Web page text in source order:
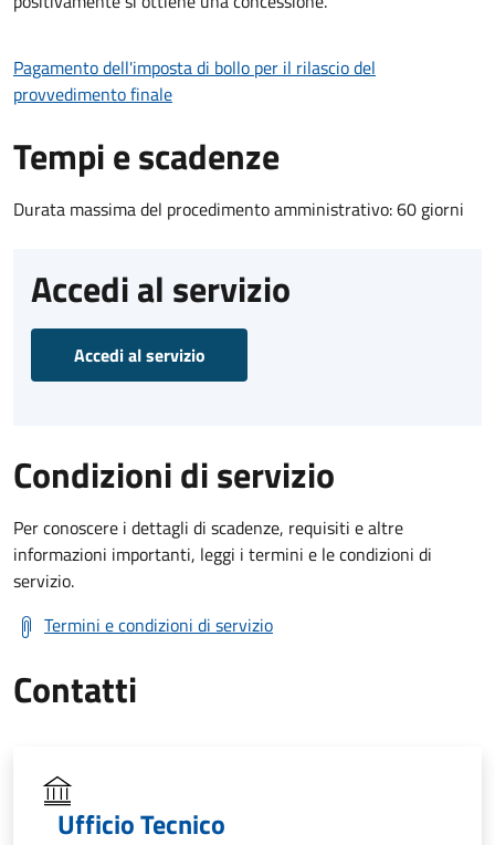
Pagamento dell'imposta di bollo per il rilascio del
provvedimento finale
Tempi e scadenze
Durata massima del procedimento amministrativo: 60 giorni
Accedi al servizio
Accedi al servizio
Condizioni di servizio
Per conoscere i dettagli di scadenze, requisiti e altre
informazioni importanti, leggi i termini e le condizioni di
servizio.
Termini e condizioni di servizio
Contatti
Ufficio Tecnico